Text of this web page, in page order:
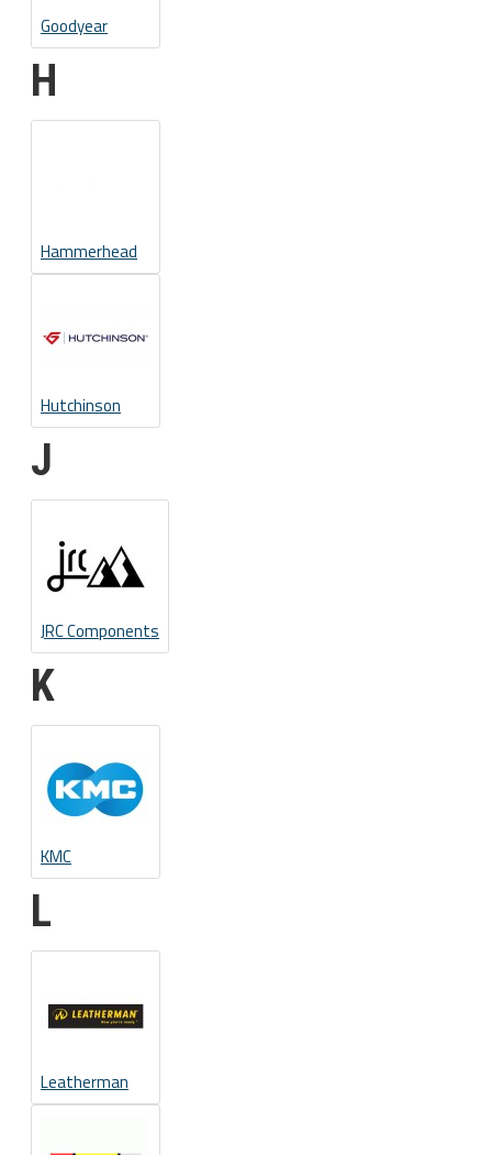
Goodyear
H
Hammerhead
Hutchinson
J
JRC Components
K
KMC
L
Leatherman